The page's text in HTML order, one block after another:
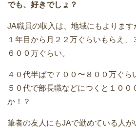
でも、好きでしょ？
JA職員の収入は、地域にもよります
１年目から月２２万ぐらいもらえ、
６００万ぐらい。
４０代半ばで７００〜８００万ぐら
５０代で部長職などにつくと１００
か！？
筆者の友人にもJAで勤めている人が